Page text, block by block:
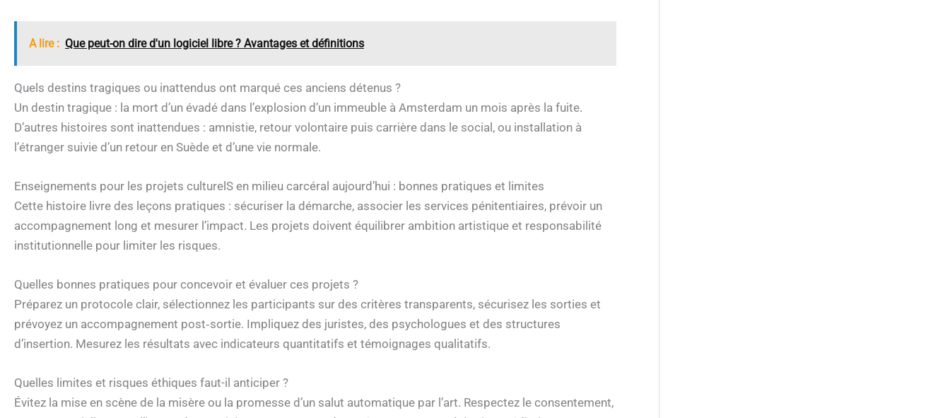
A lire : Que peut-on dire d'un logiciel libre ? Avantages et définitions
Quels destins tragiques ou inattendus ont marqué ces anciens détenus ?
Un destin tragique : la mort d’un évadé dans l’explosion d’un immeuble à Amsterdam un mois après la fuite.
D’autres histoires sont inattendues : amnistie, retour volontaire puis carrière dans le social, ou installation à
l’étranger suivie d’un retour en Suède et d’une vie normale.
Enseignements pour les projets culturelS en milieu carcéral aujourd’hui : bonnes pratiques et limites
Cette histoire livre des leçons pratiques : sécuriser la démarche, associer les services pénitentiaires, prévoir un
accompagnement long et mesurer l’impact. Les projets doivent équilibrer ambition artistique et responsabilité
institutionnelle pour limiter les risques.
Quelles bonnes pratiques pour concevoir et évaluer ces projets ?
Préparez un protocole clair, sélectionnez les participants sur des critères transparents, sécurisez les sorties et
prévoyez un accompagnement post‑sortie. Impliquez des juristes, des psychologues et des structures
d’insertion. Mesurez les résultats avec indicateurs quantitatifs et témoignages qualitatifs.
Quelles limites et risques éthiques faut-il anticiper ?
Évitez la mise en scène de la misère ou la promesse d’un salut automatique par l’art. Respectez le consentement,